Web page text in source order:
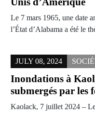
Le 7 mars 1965, une date
l’État d’Alabama a été le
JULY 08, 2024
Inondations à
submergés par les
Kaolack, 7 juillet 2024 –